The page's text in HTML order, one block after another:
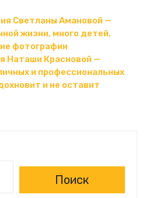
Светланы Амановой —
жизни, много детей,
фотографии
Наташи Красновой —
и профессиональных
и не оставит
Поиск